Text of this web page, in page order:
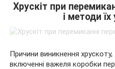
Хрускіт при
і методи
Причини виникнення
включенні важеля коробки